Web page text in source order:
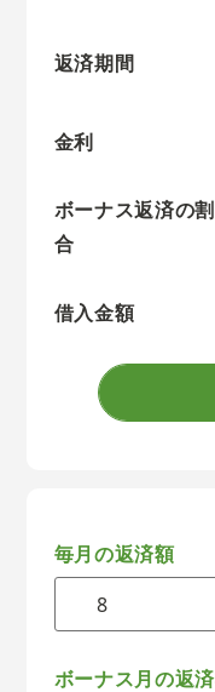
返済期間
金利
ボーナス返済の割
合
借入金額
毎月の返済額
ボーナス月の返